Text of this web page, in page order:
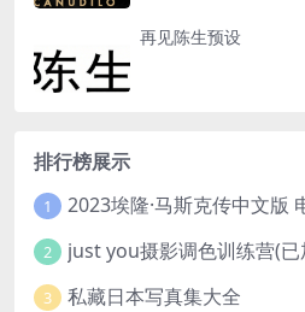
再见陈生预设
排行榜展示
1 2023埃隆·马斯克传中文版
2 just you摄影调色训练营(
3 私藏日本写真集大全